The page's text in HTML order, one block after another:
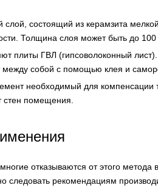
состоящий из керамзита
Толщина слоя может быть до 100
плиты ГВЛ (гипсоволоконный
собой с помощью клея и
необходимый для компенсации
стен помещения.
отказываются от этого метода
следовать рекомендациям